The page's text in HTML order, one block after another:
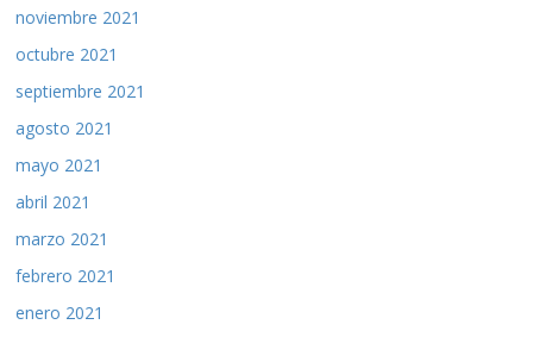
noviembre 2021
octubre 2021
septiembre 2021
agosto 2021
mayo 2021
abril 2021
marzo 2021
febrero 2021
enero 2021